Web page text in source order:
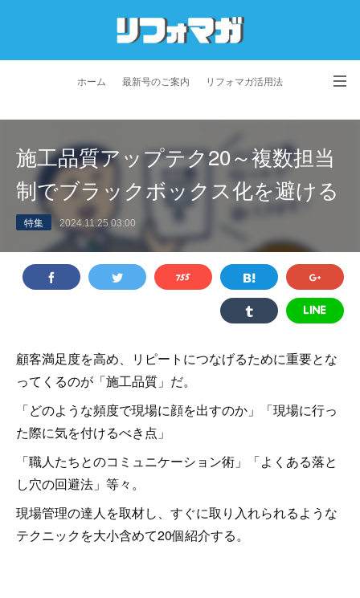
ホーム 最新号のご案内 リフォマガ活用法
プライバシーポリシー 利用規約 会社概要
施工品質アップテク20～複数担当
制でブラックボックス化を避ける
特集 2024.11.25 03:00
顧客満足度を高め、リピートにつなげるために重要とな
ってくるのが「施工品質」だ。
「どのような頻度で現場に顔を出すのか」「現場に行っ
た際に気を付けるべき点」
「職人たちとのコミュニケーション術」「よくある落と
し穴の回避法」等々。
現場管理の達人を取材し、すぐに取り入れられるような
テクニックを大小含めて20個紹介する。